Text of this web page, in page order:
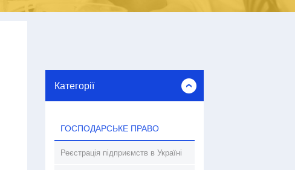
Категорії
ГОСПОДАРСЬКЕ ПРАВО
Реєстрація підприємств в Україні